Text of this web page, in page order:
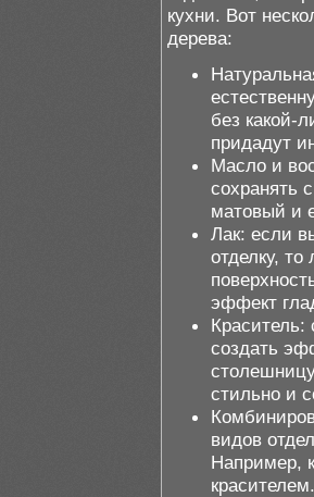
кухни. Вот
дерева:
без какой-
придадут
Масло и
сохранять
матовый и
Лак: если
отделку,
эффект
создать
стильно и
видов
Например,
красителем.